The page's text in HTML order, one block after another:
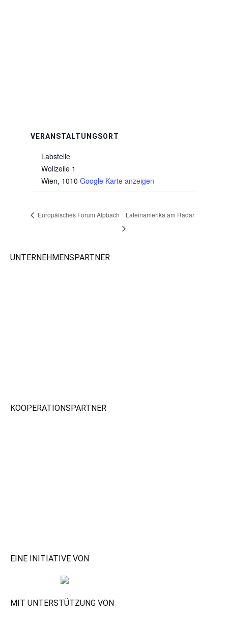
VERANSTALTUNGSORT
Labstelle
Wollzeile 1
Wien, 1010 Google Karte anzeigen
Europäisches Forum Alpbach Lateinamerika am Radar
UNTERNEHMENSPARTNER
KOOPERATIONSPARTNER
EINE INITIATIVE VON
MIT UNTERSTÜTZUNG VON